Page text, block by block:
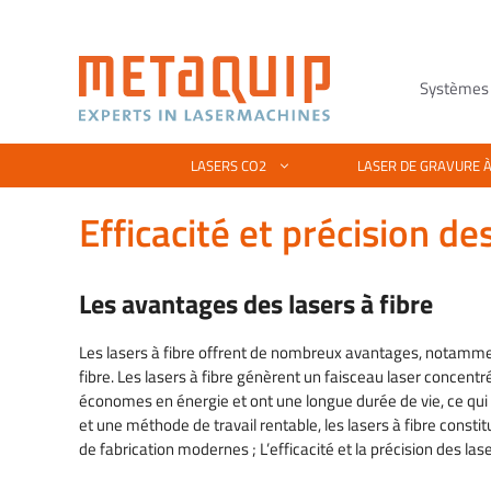
Découpe et gravure laser sur
bois
Découpe laser plastique
(acrylique)
Gravure Laser Caoutchouc &
Silicone
Gravure laser sur pierre naturelle
Gravure laser
Guide des
laser pour le métal
Marquage laser
Gravure au laser
couleur
Machine à graver
Acheter une machine laser
Comment fonctionne la découpe
Machine de gravure laser
Machine de découpe laser /
découpe laser
Machines laser pour les écoles
Fablabs, universités et écoles
Coupe au laser
Maintenance
Gravure sur métal
appareil photo
LASERS CO2 LASER DE GRAVURE
Efficacité et précision
Les avantages des lasers à fibre
Les lasers à fibre offrent de nombreux avantages,
fibre. Les lasers à fibre génèrent un faisceau laser
économes en énergie et ont une longue durée de vie, ce
et une méthode de travail rentable, les lasers à fibre
de fabrication modernes ; L’efficacité et la précision des